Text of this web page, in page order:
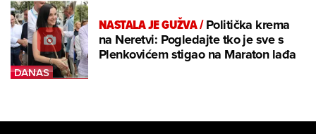
NASTALA JE GUŽVA/Politička krema
na Neretvi: Pogledajte tko je sve s
Plenkovićem stigao na Maraton lađa